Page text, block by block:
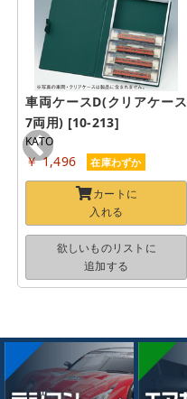
車両ケースD(クリアケース
7両用) [10-213]
KATO
￥ 1,496 在庫わずか
カートに
入れる
欲しいものリストに
追加する